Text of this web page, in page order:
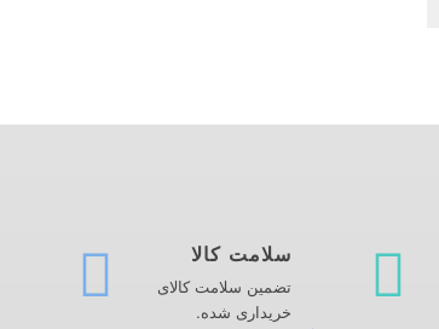
سلامت کالا
تضمین سلامت کالای
خریداری شده.